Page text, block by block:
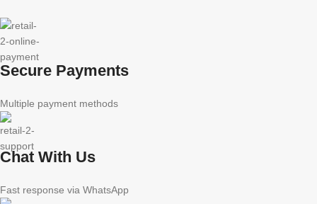
Secure Payments
Multiple payment methods
Chat With Us
Fast response via WhatsApp